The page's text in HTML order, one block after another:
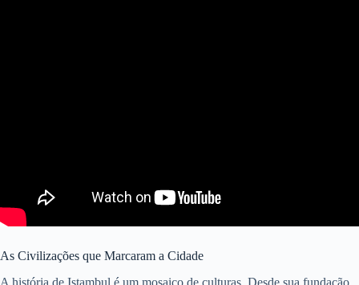
As Civilizações que Marcaram a Cidade
A história de Istambul é um mosaico de culturas. Desde sua fundação,